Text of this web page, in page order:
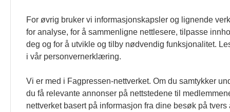
For øvrig bruker vi informasjonskapsler og lignende
for analyse, for å sammenligne nettlesere, tilpasse
deg og for å utvikle og tilby nødvendig funksjonalitet.
i vår personvernerklæring.
Vi er med i Fagpressen-nettverket. Om du samtykker
du få relevante annonser på nettstedene til
nettverket basert på informasjon fra dine besøk på tvers